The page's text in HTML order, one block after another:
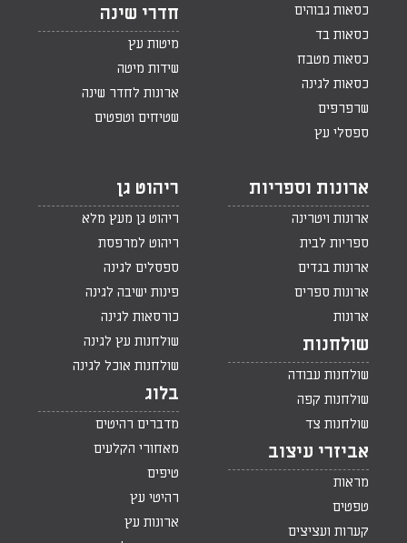
כסאות גבוהים
כסאות בד
כסאות מטבח
כסאות לגינה
שרפרפים
ספסלי עץ
חדרי שינה
מיטות עץ
שידות מיטה
ארונות לחדר שינה
שטיחים וטפטים
ארונות וספריות
ארונות ויטרינה
ספריות לבית
ארונות בגדים
ארונות ספרים
ארונות
שולחנות
שולחנות עבודה
שולחנות קפה
שולחנות צד
אביזרי עיצוב
מראות
טפטים
קערות ועציצים
ריהוט גן
ריהוט גן מעץ מלא
ריהוט למרפסת
ספסלים לגינה
פינות ישיבה לגינה
כורסאות לגינה
שולחנות עץ לגינה
שולחנות אוכל לגינה
בלוג
מדברים רהיטים
מאחורי הקלעים
טיפים
רהיטי עץ
ארונות עץ